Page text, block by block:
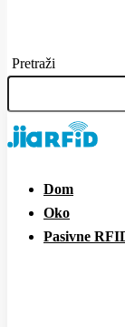
Pretraži
Dom
Oko
Pasivne